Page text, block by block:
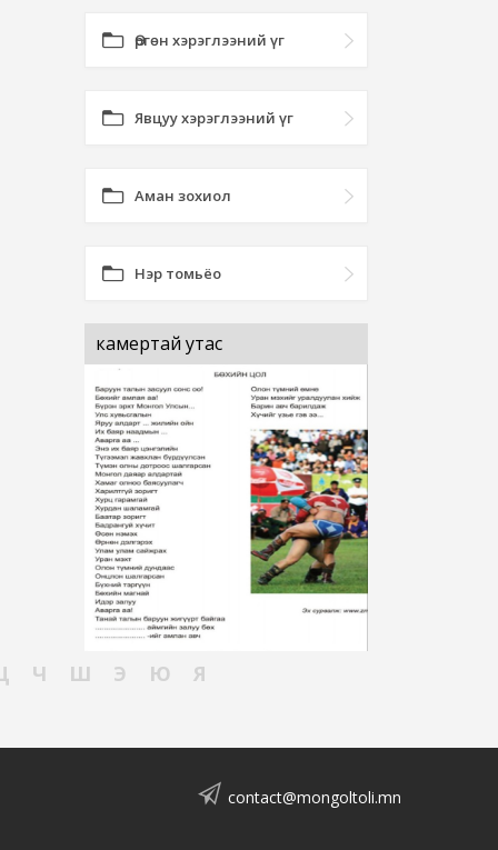
Өргөн хэрэглээний үг
Явцуу хэрэглээний үг
Аман зохиол
Нэр томьёо
камертай утас
Ч Ш Э Ю Я
contact@mongoltoli.mn